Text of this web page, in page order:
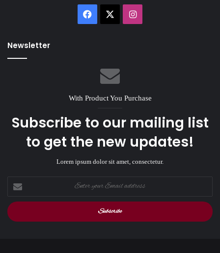
Facebook Instagram
Newsletter
With Product You Purchase
Subscribe to our mailing list
to get the new updates!
Lorem ipsum dolor sit amet, consectetur.
your
Email
address